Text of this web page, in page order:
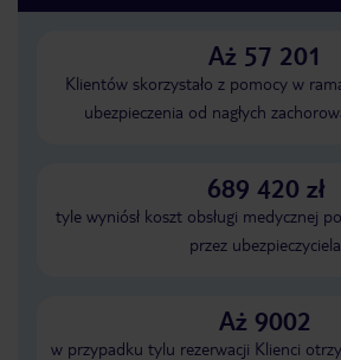
Aż 57 201
Klientów skorzystało z pomocy w
ubezpieczenia od nagłych
689 420 zł
tyle wyniósł koszt obsługi medycznej
przez ubezpieczyciela
Aż 9002
w przypadku tylu rezerwacji Klienci